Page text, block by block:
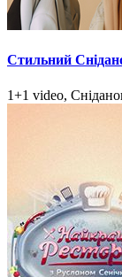
Стильний
1+1 video,